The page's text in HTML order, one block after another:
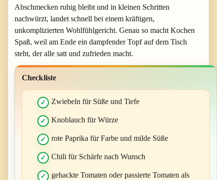
Abschmecken ruhig bleibt und in kleinen Schritten
nachwürzt, landet schnell bei einem kräftigen,
unkomplizierten Wohlfühlgericht. Genau so macht Kochen
Spaß, weil am Ende ein dampfender Topf auf dem Tisch
steht, der alle satt und zufrieden macht.
Checkliste
Zwiebeln für Süße und Tiefe
Knoblauch für Würze
rote Paprika für Farbe und milde Süße
Chili für Schärfe nach Wunsch
gehackte Tomaten oder passierte Tomaten als